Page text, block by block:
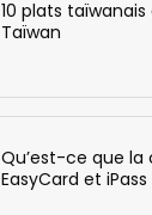
10 plats
Taïwan
Qu’est-ce que
EasyCard et